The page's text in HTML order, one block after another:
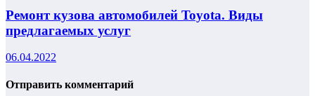
Ремонт кузова автомобилей Toyota. Виды
предлагаемых услуг
06.04.2022
Отправить комментарий